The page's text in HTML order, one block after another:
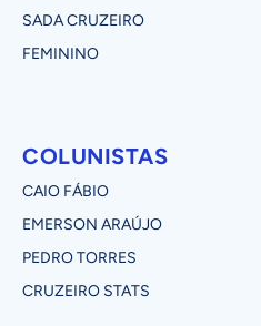
SADA CRUZEIRO
FEMININO
COLUNISTAS
CAIO FÁBIO
EMERSON ARAÚJO
PEDRO TORRES
CRUZEIRO STATS